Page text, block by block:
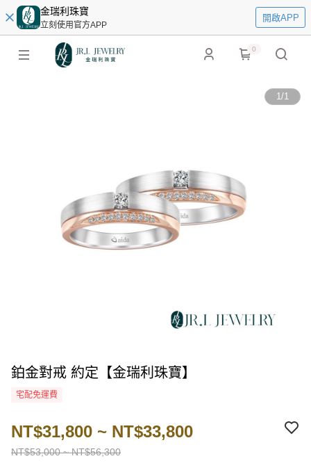
金瑞利珠寶
立刻使用官方APP
開啟APP
0
1/1
鉑金對戒 約定【金瑞利珠寶】
宅配免運費
NT$53,000 ~ NT$56,300
NT$31,800 ~ NT$33,800